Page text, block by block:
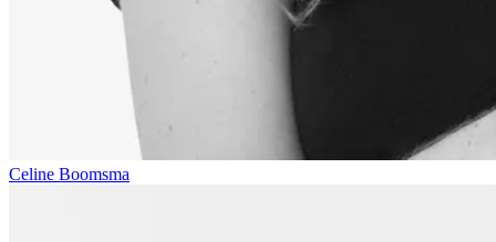
Celine Boomsma